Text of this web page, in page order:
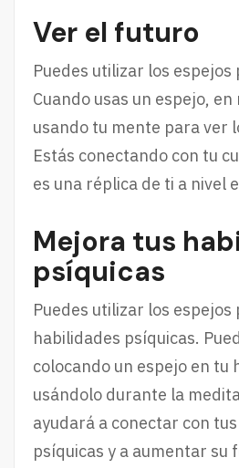
Ver el futuro
Puedes utilizar los
Cuando usas un espejo,
usando tu mente para ver
Estás conectando con tu
es una réplica de ti a nivel
Mejora tus
psíquicas
Puedes utilizar los
habilidades psíquicas.
colocando un espejo en tu
usándolo durante la
ayudará a conectar con
psíquicas y a aumentar su